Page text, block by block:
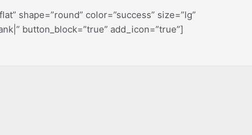
shape=”round” color=”success” size=”lg”
button_block=”true” add_icon=”true”]